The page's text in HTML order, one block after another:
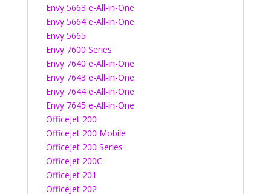
Envy 5663 e-All-in-One
Envy 5664 e-All-in-One
Envy 5665
Envy 7600 Series
Envy 7640 e-All-in-One
Envy 7643 e-All-in-One
Envy 7644 e-All-in-One
Envy 7645 e-All-in-One
OfficeJet 200
OfficeJet 200 Mobile
OfficeJet 200 Series
OfficeJet 200C
OfficeJet 201
OfficeJet 202